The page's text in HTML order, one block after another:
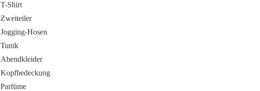
T-Shirt
Zweiteiler
Jogging-Hosen
Tunik
Abendkleider
Kopfbedeckung
Parfüme